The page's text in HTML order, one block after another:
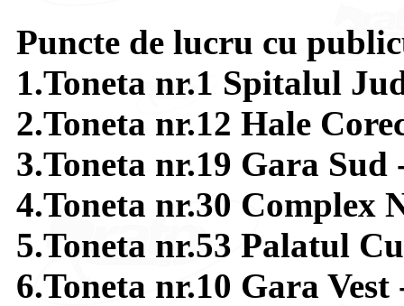
Puncte de lucru cu
1.Toneta nr.1 Spitalul
2.Toneta nr.12 Hale
3.Toneta nr.19 Gara Sud
4.Toneta nr.30 Complex
5.Toneta nr.53 Palatul
6.Toneta nr.10 Gara